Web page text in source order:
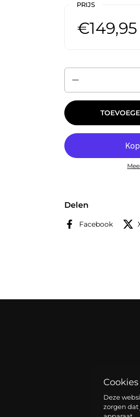
PRIJS
€149,95
Aantal
Delen
Facebook
Cookies
Deze
zorgen dat